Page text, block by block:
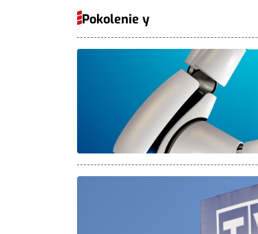
Pokolenie y